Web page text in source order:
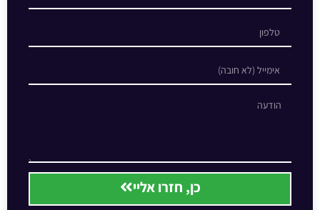
כן, חזרו אליי